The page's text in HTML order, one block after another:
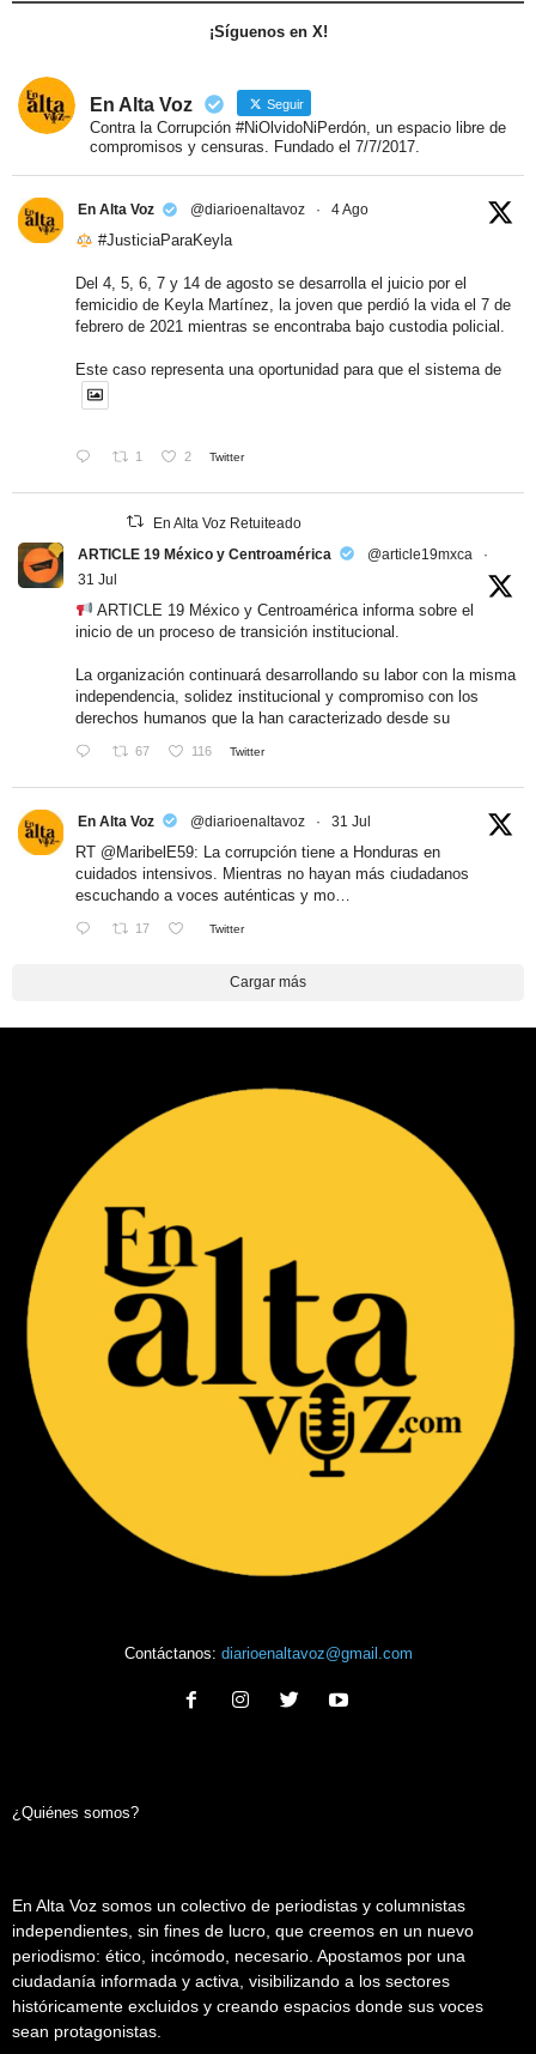
¡Síguenos en X!
En Alta Voz Seguir
Contra la Corrupción #NiOlvidoNiPerdón, un espacio libre de
compromisos y censuras. Fundado el 7/7/2017.
En Alta Voz @diarioenaltavoz · 4 Ago
#JusticiaParaKeyla
Del 4, 5, 6, 7 y 14 de agosto se desarrolla el juicio por el
femicidio de Keyla Martínez, la joven que perdió la vida el 7 de
febrero de 2021 mientras se encontraba bajo custodia policial.
Este caso representa una oportunidad para que el sistema de
1 2 Twitter
En Alta Voz Retuiteado
ARTICLE 19 México y Centroamérica
@article19mxca
·
31 Jul
ARTICLE 19 México y Centroamérica informa sobre el
inicio de un proceso de transición institucional.
La organización continuará desarrollando su labor con la misma
independencia, solidez institucional y compromiso con los
derechos humanos que la han caracterizado desde su
67 116 Twitter
En Alta Voz @diarioenaltavoz · 31 Jul
RT @MaribelE59: La corrupción tiene a Honduras en
cuidados intensivos. Mientras no hayan más ciudadanos
escuchando a voces auténticas y mo…
17 Twitter
Cargar más
Contáctanos: diarioenaltavoz@gmail.com
¿Quiénes somos?
En Alta Voz somos un colectivo de periodistas y columnistas
independientes, sin fines de lucro, que creemos en un nuevo
periodismo: ético, incómodo, necesario. Apostamos por una
ciudadanía informada y activa, visibilizando a los sectores
históricamente excluidos y creando espacios donde sus voces
sean protagonistas.